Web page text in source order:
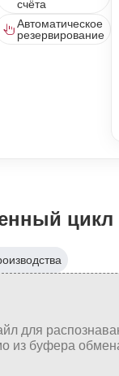
счёта
Автоматическое
резервирование
цикл